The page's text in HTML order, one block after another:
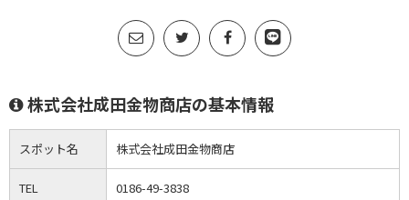
株式会社成田金物商店の基本情報
スポット名 株式会社成田金物商店
TEL 0186-49-3838